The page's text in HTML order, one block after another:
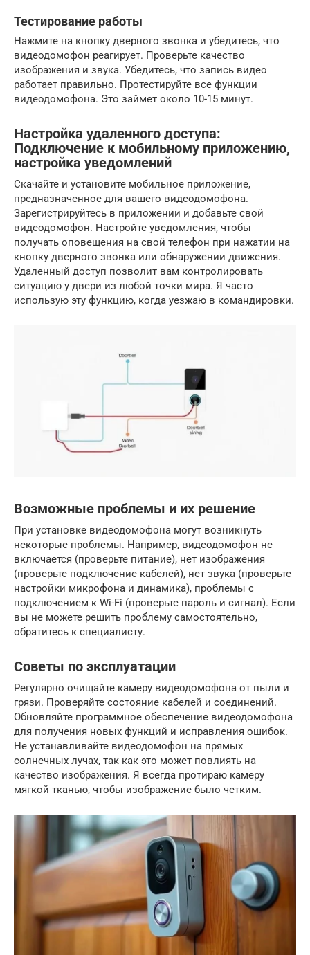
Тестирование работы
Нажмите на кнопку дверного звонка и убедитесь, что
видеодомофон реагирует. Проверьте качество
изображения и звука. Убедитесь, что запись видео
работает правильно. Протестируйте все функции
видеодомофона. Это займет около 10-15 минут.
Настройка удаленного доступа:
Подключение к мобильному приложению,
настройка уведомлений
Скачайте и установите мобильное приложение,
предназначенное для вашего видеодомофона.
Зарегистрируйтесь в приложении и добавьте свой
видеодомофон. Настройте уведомления, чтобы
получать оповещения на свой телефон при нажатии на
кнопку дверного звонка или обнаружении движения.
Удаленный доступ позволит вам контролировать
ситуацию у двери из любой точки мира. Я часто
использую эту функцию, когда уезжаю в командировки.
Возможные проблемы и их решение
При установке видеодомофона могут возникнуть
некоторые проблемы. Например, видеодомофон не
включается (проверьте питание), нет изображения
(проверьте подключение кабелей), нет звука (проверьте
настройки микрофона и динамика), проблемы с
подключением к Wi-Fi (проверьте пароль и сигнал). Если
вы не можете решить проблему самостоятельно,
обратитесь к специалисту.
Советы по эксплуатации
Регулярно очищайте камеру видеодомофона от пыли и
грязи. Проверяйте состояние кабелей и соединений.
Обновляйте программное обеспечение видеодомофона
для получения новых функций и исправления ошибок.
Не устанавливайте видеодомофон на прямых
солнечных лучах, так как это может повлиять на
качество изображения. Я всегда протираю камеру
мягкой тканью, чтобы изображение было четким.